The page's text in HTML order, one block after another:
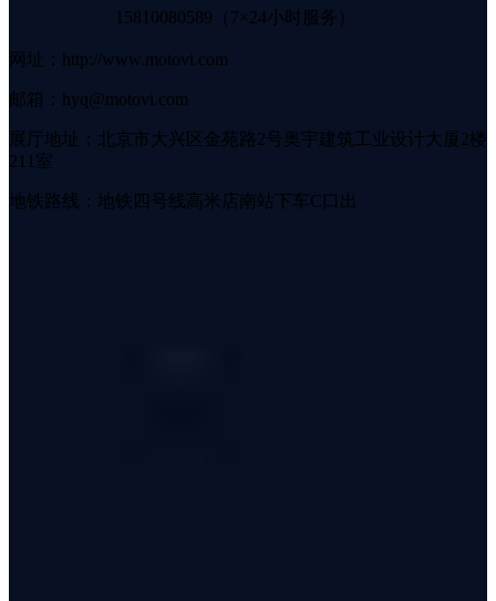
15810080589（7×24小时服务）
网址：http://www.motovi.com
邮箱：hyq@motovi.com
展厅地址：北京市大兴区金苑路2号奥宇建筑工业设计大厦2楼
211室
地铁路线：地铁四号线高米店南站下车C口出